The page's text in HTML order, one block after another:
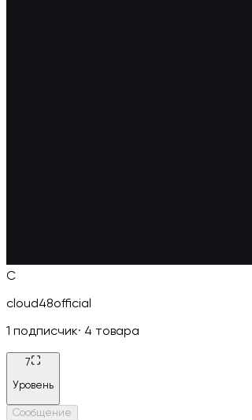
C
cloud48official
1 подписчик· 4 товара
7
Уровень
Сообщение